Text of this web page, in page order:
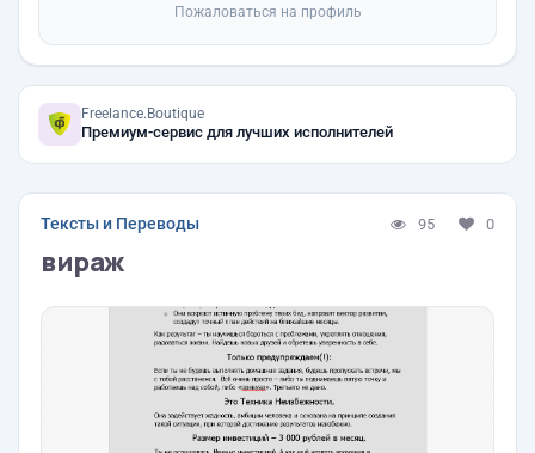
Пожаловаться на профиль
Freelance.Boutique
Премиум-сервис для лучших исполнителей
Тексты и Переводы 95 0
вираж